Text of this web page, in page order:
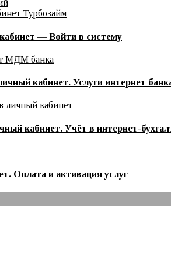
— Войти в систему
кабинет. Услуги интернет
кабинет. Учёт в интернет-
Оплата и активация услуг